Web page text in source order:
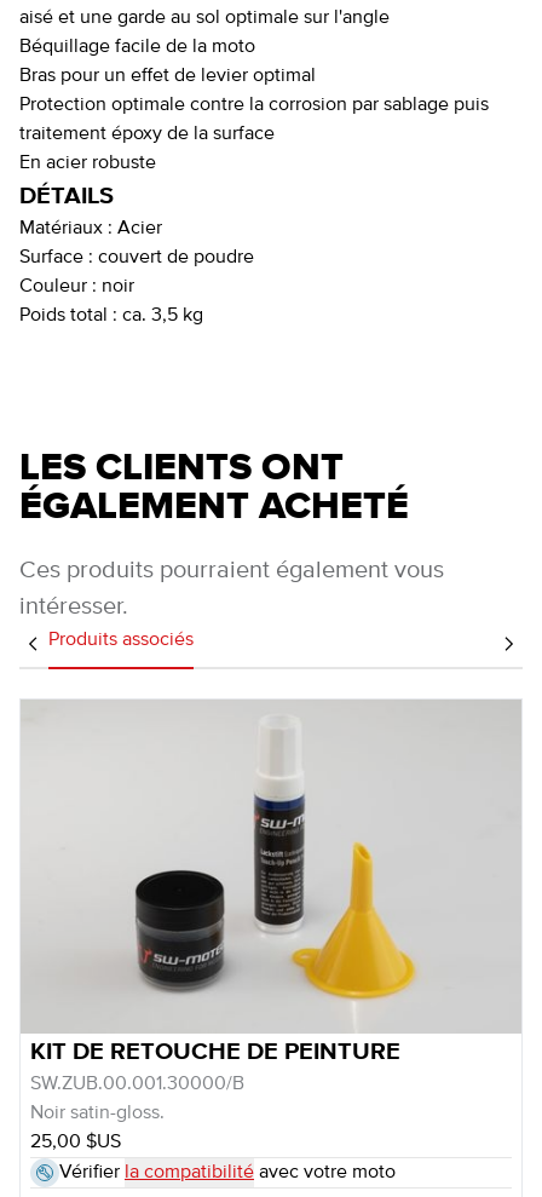
aisé et une garde au sol optimale sur l'angle
Béquillage facile de la moto
Bras pour un effet de levier optimal
Protection optimale contre la corrosion par sablage puis
traitement époxy de la surface
En acier robuste
DÉTAILS
Matériaux : Acier
Surface : couvert de poudre
Couleur : noir
Poids total : ca. 3,5 kg
LES CLIENTS ONT
ÉGALEMENT ACHETÉ
Ces produits pourraient également vous
intéresser.
Produits associés
KIT DE RETOUCHE DE PEINTURE
SW.ZUB.00.001.30000/B
Noir satin-gloss.
25,00 $US
Vérifier la compatibilité avec votre moto